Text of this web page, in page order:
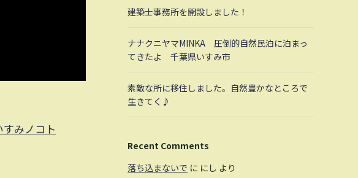
すみノコト
建築士事務所を開設しました！
ナナクニヤマMINKA 圧倒的自然民泊に泊まっ
てきたよ 千葉県いすみ市
素敵な所に移住しました。自然豊かなところで
生きてく♪
Recent Comments
落ち込まないで に にし より